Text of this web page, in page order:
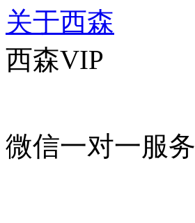
关于西森
西森VIP
微信一对一服务